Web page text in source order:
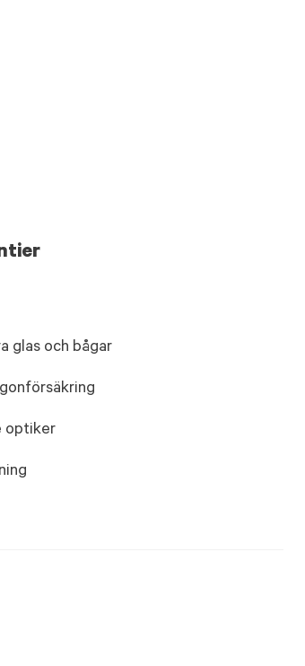
glas och bågar
optiker